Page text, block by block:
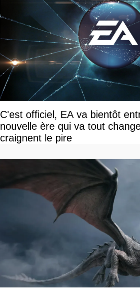
C'est officiel, EA va bientôt
nouvelle ère qui va tout
craignent le pire